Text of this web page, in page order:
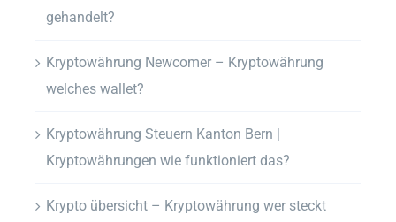
gehandelt?
Kryptowährung Newcomer – Kryptowährung
welches wallet?
Kryptowährung Steuern Kanton Bern |
Kryptowährungen wie funktioniert das?
Krypto übersicht – Kryptowährung wer steckt